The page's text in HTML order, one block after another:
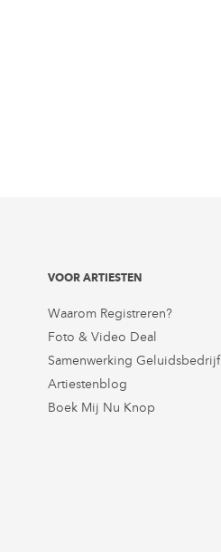
VOOR ARTIESTEN
Waarom Registreren?
Foto & Video Deal
Samenwerking Geluidsbedrijf
Artiestenblog
Boek Mij Nu Knop